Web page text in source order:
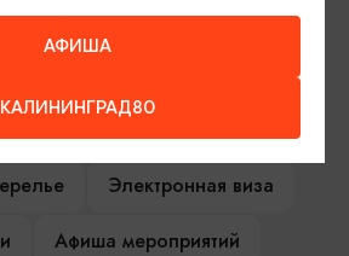
НА НАШЕМ САЙТЕ
Электронная виза
Афиша мероприятий
АФИША
КАЛИНИНГРАД80